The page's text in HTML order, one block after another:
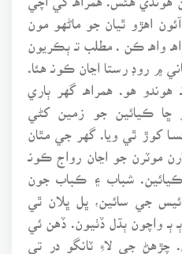
اهڙو ٿيان جو ماڻهو مون
واهـ ڪن . مطلب تـ ٻڪريون
۾ روڊ رستا اڃان ڪونـ هئا.
هو. همراهـ گهر ٻاري
ڪيائين جو زمين کڻي
کوڙ ٿي ويا. گهر جي مٿان
موٽرن جو اڃان رواج ڪونـ
شباب ۽ ڪباب جون
جي سائين، ڀل ڀلان ٿي
ٻـ واچون ٻڌل ڏٺيون. ڏهن ئي
چڙهڻ جي لاءِ ٽانگو در تي